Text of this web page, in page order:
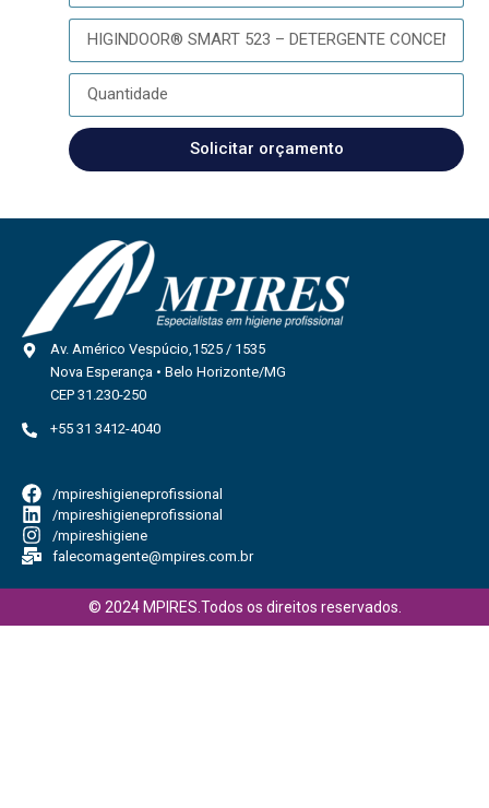
Solicitar orçamento
Av. Américo Vespúcio,1525 / 1535
Nova Esperança • Belo Horizonte/MG
CEP 31.230-250
+55 31 3412-4040
/mpireshigieneprofissional
/mpireshigieneprofissional
/mpireshigiene
falecomagente@mpires.com.br
© 2024 MPIRES.Todos os direitos reservados.